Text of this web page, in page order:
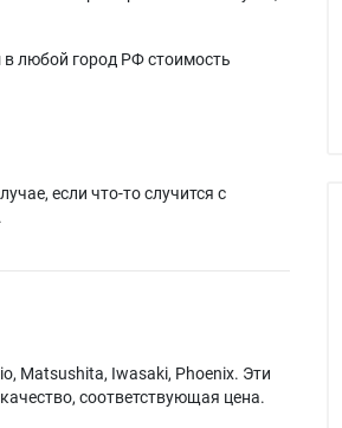
в любой город РФ стоимость
если что-то случится с
Matsushita, Iwasaki, Phoenix. Эти
соответствующая цена.